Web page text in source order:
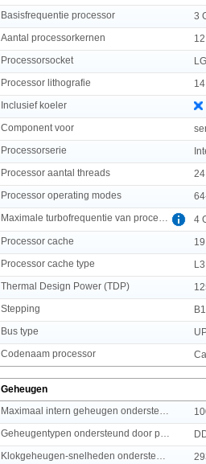
Basisfrequentie processor
3
Aantal processorkernen
12
Processorsocket
Processor lithografie
Inclusief koeler
Component voor
Processorserie
Processor aantal threads
24
Processor operating modes
4
Processor cache
Processor cache type
L3
Thermal Design Power (TDP)
Stepping
B1
Bus type
Codenaam processor
Geheugen